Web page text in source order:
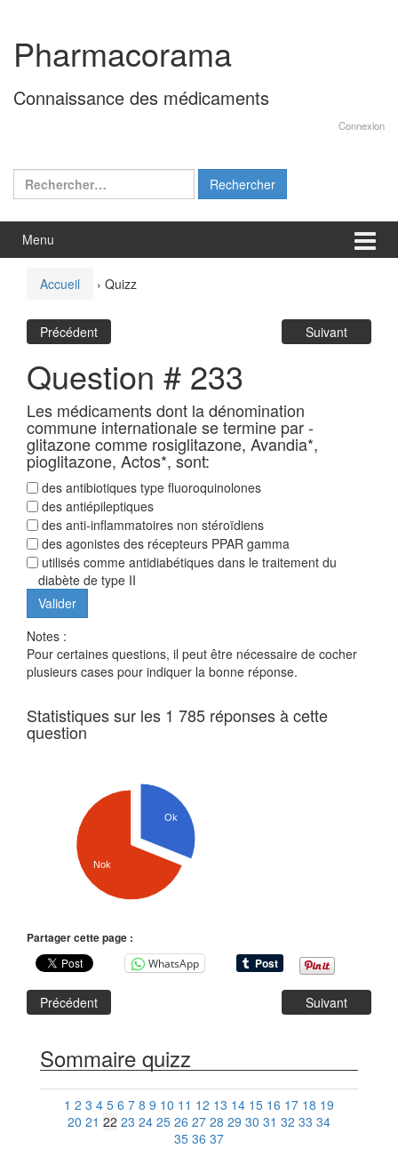
contenu
menu
principal
Pharmacorama
Connaissance des médicaments
Connexion
Rechercher :
Menu
Accueil › Quizz
Précédent Suivant
Question # 233
Les médicaments dont la dénomination
commune internationale se termine par -
glitazone comme rosiglitazone, Avandia*,
pioglitazone, Actos*, sont:
des antibiotiques type fluoroquinolones
des antiépileptiques
des anti-inflammatoires non stéroïdiens
des agonistes des récepteurs PPAR gamma
utilisés comme antidiabétiques dans le traitement du
diabète de type II
Notes :
Pour certaines questions, il peut être nécessaire de cocher
plusieurs cases pour indiquer la bonne réponse.
Statistiques sur les 1 785 réponses à cette
question
Ok
Nok
Partager cette page :
WhatsApp
Précédent Suivant
Sommaire quizz
1 2 3 4 5 6 7 8 9 10 11 12 13 14 15 16 17 18 19
20 21 22 23 24 25 26 27 28 29 30 31 32 33 34
35 36 37